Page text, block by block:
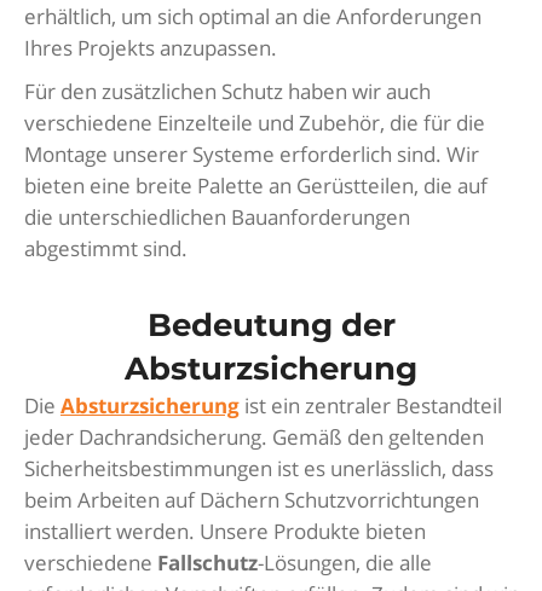
erhältlich, um sich optimal an die Anforderungen
Ihres Projekts anzupassen.
Für den zusätzlichen Schutz haben wir auch
verschiedene Einzelteile und Zubehör, die für die
Montage unserer Systeme erforderlich sind. Wir
bieten eine breite Palette an Gerüstteilen, die auf
die unterschiedlichen Bauanforderungen
abgestimmt sind.
Bedeutung der
Absturzsicherung
Die Absturzsicherung ist ein zentraler Bestandteil
jeder Dachrandsicherung. Gemäß den geltenden
Sicherheitsbestimmungen ist es unerlässlich, dass
beim Arbeiten auf Dächern Schutzvorrichtungen
installiert werden. Unsere Produkte bieten
verschiedene Fallschutz-Lösungen, die alle